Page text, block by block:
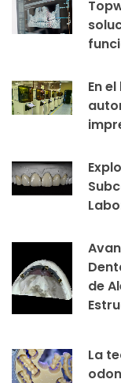
En
de
La